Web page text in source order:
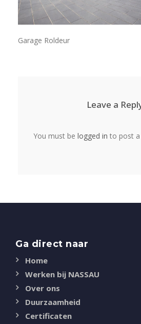
Garage Roldeur
Leave a
You must be logged in to post
Ga direct naar
Home
Werken bij NASSAU
Over ons
Duurzaamheid
Certificaten